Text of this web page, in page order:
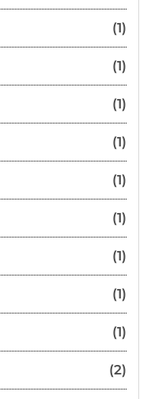
(1)
(1)
(1)
(1)
(1)
(1)
(1)
(1)
(1)
(2)